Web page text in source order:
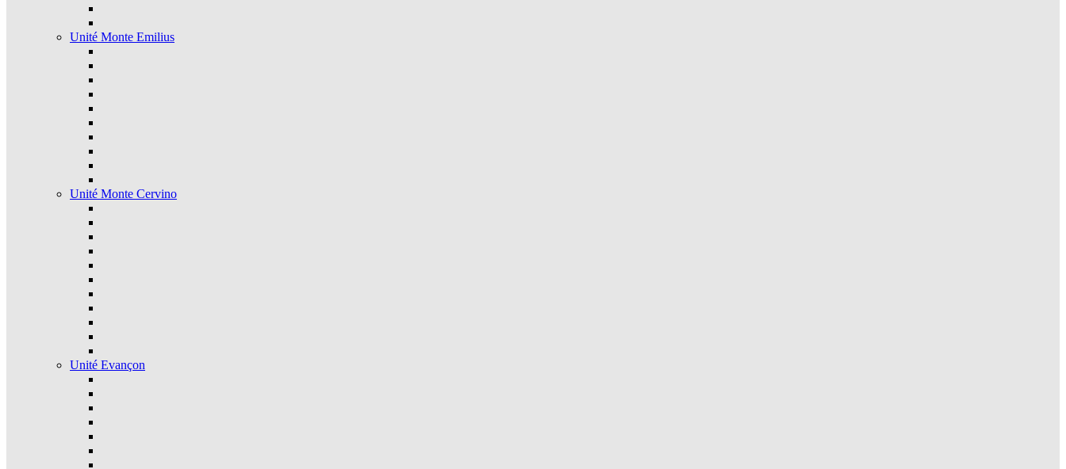
Unité Monte Emilius
Unité Monte Cervino
Unité Evançon